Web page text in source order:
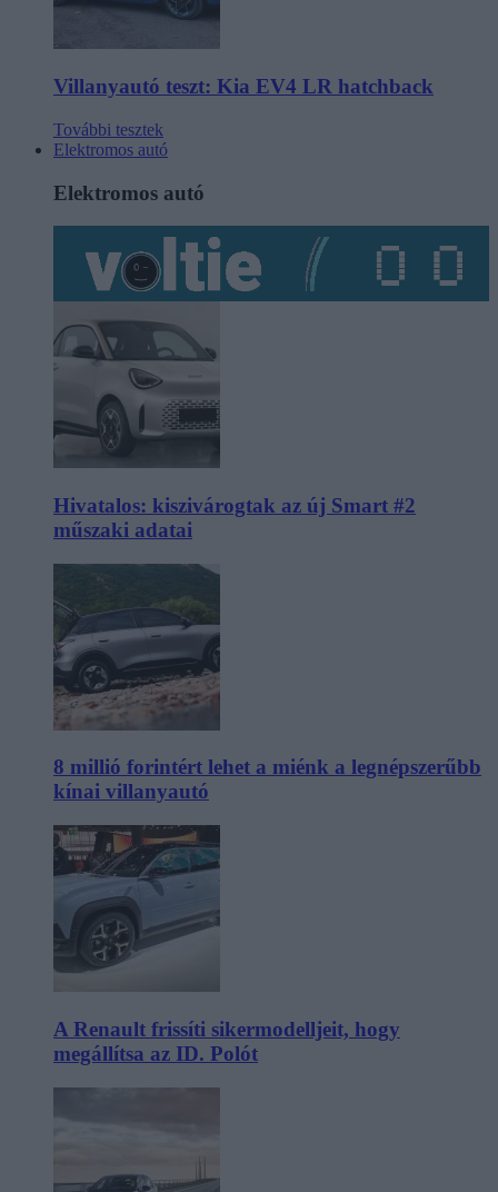
Villanyautó teszt: Kia EV4 LR hatchback
További tesztek
Elektromos autó
Elektromos autó
Hivatalos: kiszivárogtak az új Smart #2
műszaki adatai
8 millió forintért lehet a miénk a legnépszerűbb
kínai villanyautó
A Renault frissíti sikermodelljeit, hogy
megállítsa az ID. Polót